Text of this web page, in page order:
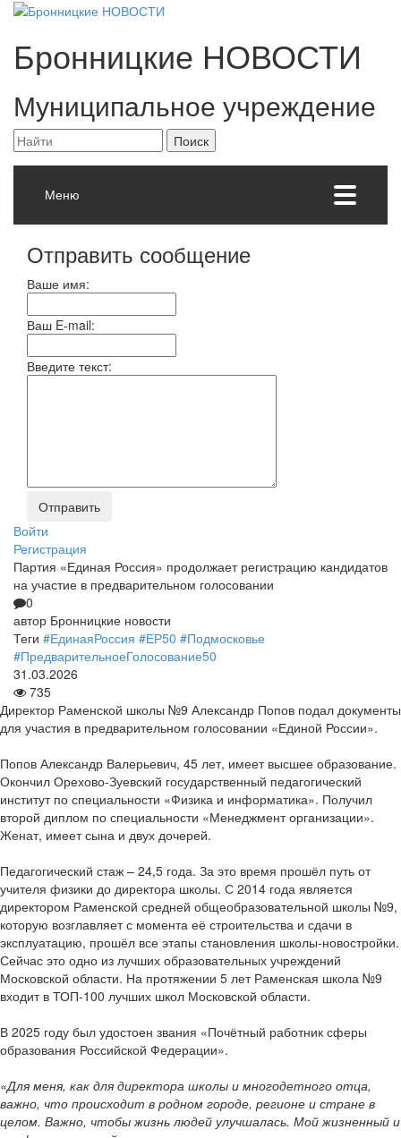
Бронницкие НОВОСТИ
Муниципальное учреждение
Меню
Отправить сообщение
Ваше имя:
Ваш E-mail:
Введите текст:
Войти
Регистрация
Партия «Единая Россия» продолжает регистрацию кандидатов
на участие в предварительном голосовании
0
автор Бронницкие новости
Теги #ЕдинаяРоссия #ЕР50 #Подмосковье
#ПредварительноеГолосование50
31.03.2026
735
Директор Раменской школы №9 Александр Попов подал документы
для участия в предварительном голосовании «Единой России».
Попов Александр Валерьевич, 45 лет, имеет высшее образование.
Окончил Орехово-Зуевский государственный педагогический
институт по специальности «Физика и информатика». Получил
второй диплом по специальности «Менеджмент организации».
Женат, имеет сына и двух дочерей.
Педагогический стаж – 24,5 года. За это время прошёл путь от
учителя физики до директора школы. С 2014 года является
директором Раменской средней общеобразовательной школы №9,
которую возглавляет с момента её строительства и сдачи в
эксплуатацию, прошёл все этапы становления школы-новостройки.
Сейчас это одно из лучших образовательных учреждений
Московской области. На протяжении 5 лет Раменская школа №9
входит в ТОП-100 лучших школ Московской области.
В 2025 году был удостоен звания «Почётный работник сферы
образования Российской Федерации».
«Для меня, как для директора школы и многодетного отца,
важно, что происходит в родном городе, регионе и стране в
целом. Важно, чтобы жизнь людей улучшалась. Мой жизненный и